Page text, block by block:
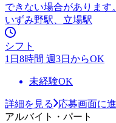
できない場合があります
いずみ野駅、立場駅
シフト
1日8時間 週3日からOK
未経験OK
詳細を見る
応募画面に
アルバイト・パート